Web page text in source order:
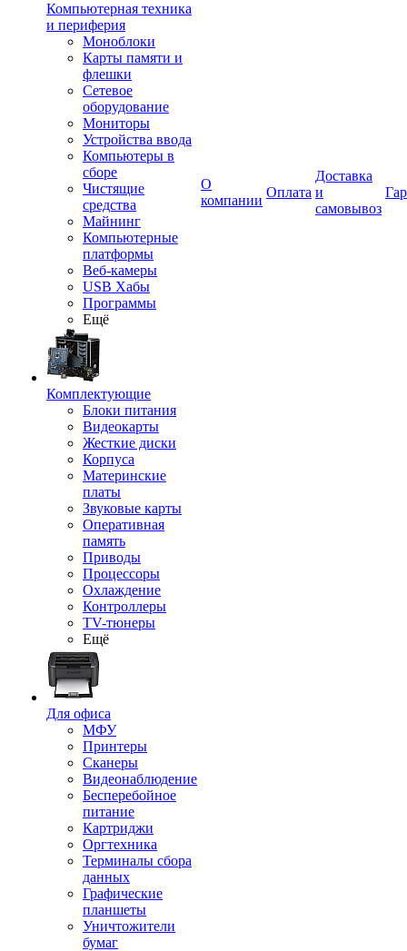
Компьютерная техника
и периферия
Моноблоки
Карты памяти и
флешки
Сетевое
оборудование
Мониторы
Устройства ввода
Компьютеры в
сборе
Чистящие
средства
Майнинг
Компьютерные
платформы
Веб-камеры
USB Хабы
Программы
Ещё
Комплектующие
Блоки питания
Видеокарты
Жесткие диски
Корпуса
Материнские
платы
Звуковые карты
Оперативная
память
Приводы
Процессоры
Охлаждение
Контроллеры
TV-тюнеры
Ещё
Для офиса
МФУ
Принтеры
Сканеры
Видеонаблюдение
Бесперебойное
питание
Картриджи
Оргтехника
Терминалы сбора
данных
Графические
планшеты
Уничтожители
бумаг
О
компании
Оплата
Доставка
и
самовывоз